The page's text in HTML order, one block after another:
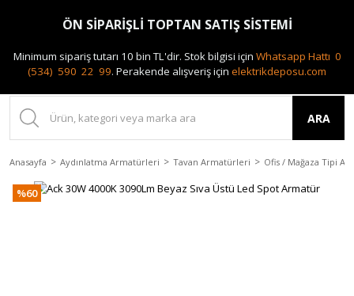
0(212) 240 87 88
ARA
Anasayfa Aydınlatma Armatürleri Tavan Armatürleri Ofis / Mağaza Tipi
%60
ÖN SİPARİŞLİ TOPTAN SATIŞ SİSTEMİ
Minimum sipariş tutarı 10 bin TL'dir. Stok bilgisi için Whatsapp Hattı 0
(534) 590 22 99. Perakende alışveriş için elektrikdeposu.com